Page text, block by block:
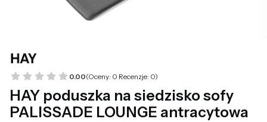
0.00(Oceny: 0 Recenzje: 0)
HAY poduszka na siedzisko sofy
PALISSADE LOUNGE antracytowa